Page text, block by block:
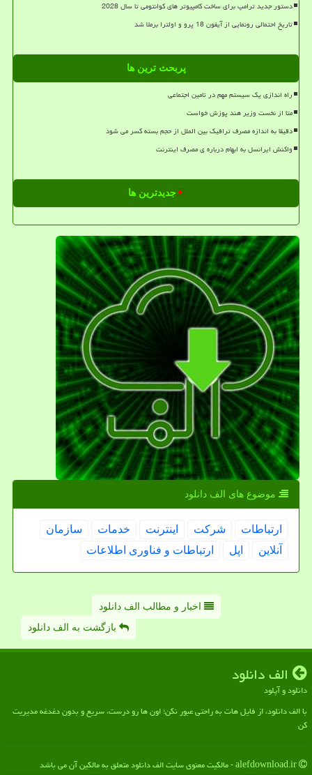
دستور جدید ترامپ برای ساخت کامپیوتر های کوانتومی تا سال 2028
تاریخ احتمالی رونمایی از آیفون 18 پرو و اولترا برملا شد
پربحث ترین ها
راه اندازی یک سیستم مهم در تامین اجتماعی
متا از نخست وزیر هند پوزش خواست
دقیقا به اندازه مصرف ترافیک بین الملل از حجم بسته کسر می شود
واکنش ایرانسل به ابهام درباره ی مصرف اینترنت
جدیدترین ها
موضوع های الف دانلود
ارتباطات شركت اینترنت خدمات
سازمان
آنلاین
اپل ارتباطات و فناوری اطلاعات
اخبار و مطالب الف دانلود
بازگشت به الف دانلود
الف دانلود
دانلود و آپلود
با الف دانلود، از فایل هات به راحتی عبور نکن؛ اون ها رو درست، سریع و بدون دغدغه مدیریت
کن